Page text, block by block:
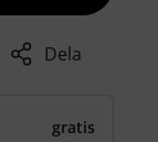
Dela
gratis